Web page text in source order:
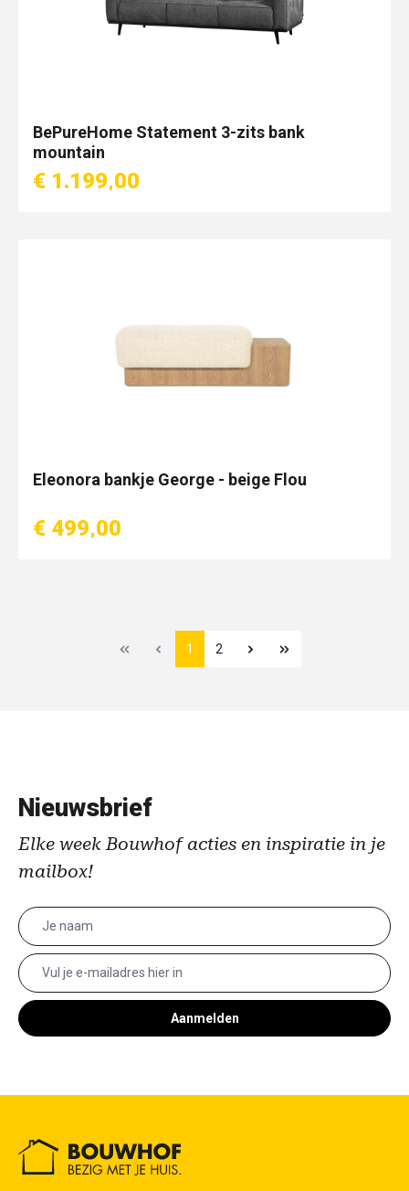
BePureHome Statement 3-zits bank
mountain
€ 1.199,00
Eleonora bankje George - beige Flou
€ 499,00
1 2
Nieuwsbrief
Elke week Bouwhof acties en inspiratie in je
mailbox!
Aanmelden